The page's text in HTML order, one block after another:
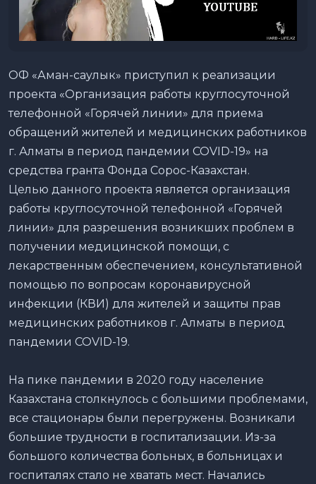
ОФ «Аман-саулык» приступил к реализации
проекта «Организация работы круглосуточной
телефонной «Горячей линии» для приема
обращений жителей и медицинских работников
г. Алматы в период пандемии COVID-19» на
средства гранта Фонда Сорос-Казахстан.
Целью данного проекта является организация
работы круглосуточной телефонной «Горячей
линии» для разрешения возникших проблем в
получении медицинской помощи, с
лекарственным обеспечением, консультативной
помощью по вопросам коронавирусной
инфекции (КВИ) для жителей и защиты прав
медицинских работников г. Алматы в период
пандемии COVID-19.
На пике пандемии в 2020 году население
Казахстана столкнулось с большими проблемами,
все стационары были перегружены. Возникали
большие трудности в госпитализации. Из-за
большого количества больных, в больницах и
госпиталях стало не хватать мест. Начались